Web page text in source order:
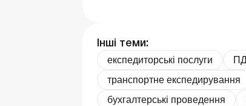
Інші теми:
експедиторські послуги
транспортне експедирування
бухгалтерські проведення